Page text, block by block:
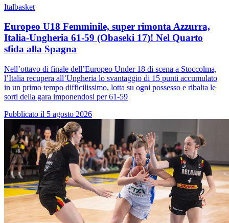
Italbasket
Europeo U18 Femminile, super rimonta Azzurra,
Italia-Ungheria 61-59 (Obaseki 17)! Nel Quarto
sfida alla Spagna
Nell’ottavo di finale dell’Europeo Under 18 di scena a Stoccolma,
l’Italia recupera all’Ungheria lo svantaggio di 15 punti accumulato
in un primo tempo difficilissimo, lotta su ogni possesso e ribalta le
sorti della gara imponendosi per 61-59
Pubblicato il 5 agosto 2026